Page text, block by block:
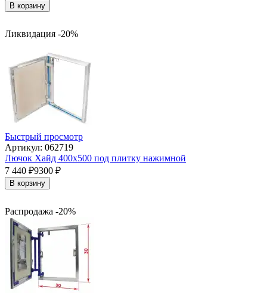
В корзину
Ликвидация -20%
Быстрый просмотр
Артикул: 062719
Лючок Хайд 400х500 под плитку нажимной
7 440 ₽9300 ₽
В корзину
Распродажа -20%